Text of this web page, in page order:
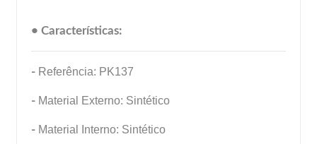
• Características:
- Referência: PK137
- Material Externo: Sintético
- Material Interno: Sintético